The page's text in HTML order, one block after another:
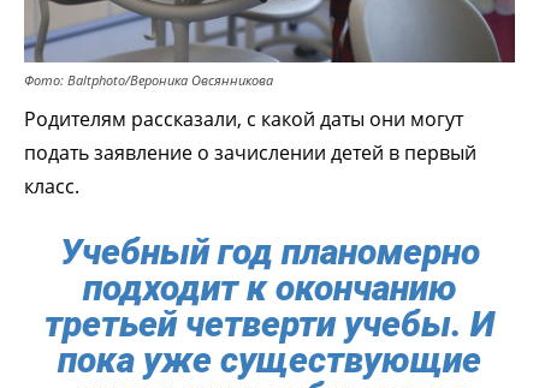
Фото: Baltphoto/Вероника Овсянникова
Родителям рассказали, с какой даты они могут
подать заявление о зачислении детей в первый
класс.
Учебный год планомерно
подходит к окончанию
третьей четверти учебы. И
пока уже существующие